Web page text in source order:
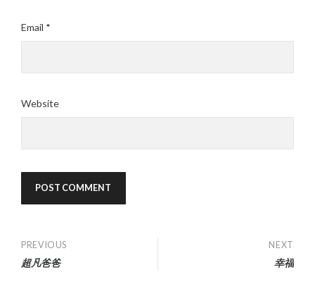
Email *
Website
Post
PREVIOUS
超凡爸爸
NEXT
幸福